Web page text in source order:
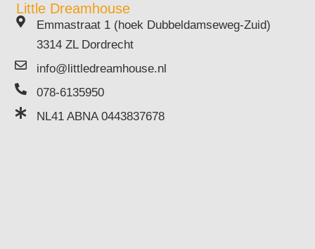
Little Dreamhouse
Emmastraat 1 (hoek Dubbeldamseweg-Zuid)
3314 ZL Dordrecht
info@littledreamhouse.nl
078-6135950
NL41 ABNA 0443837678